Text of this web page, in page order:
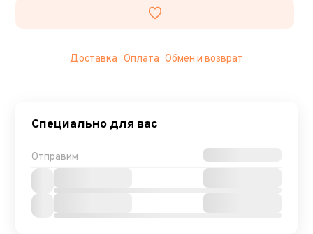
Доставка Оплата Обмен и возврат
Специально для вас
Отправим